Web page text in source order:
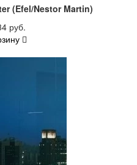
(Efel/Nestor Martin)
руб.